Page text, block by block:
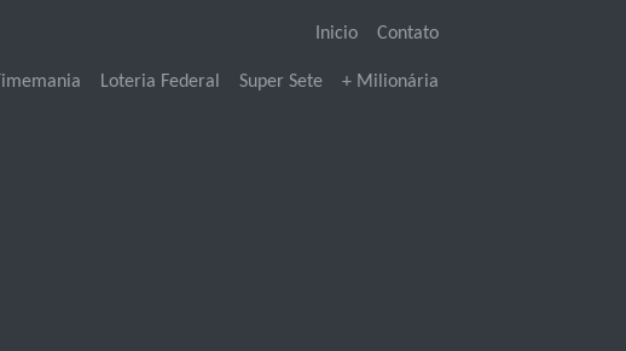
Inicio Contato
Timemania Loteria Federal Super Sete + Milionária